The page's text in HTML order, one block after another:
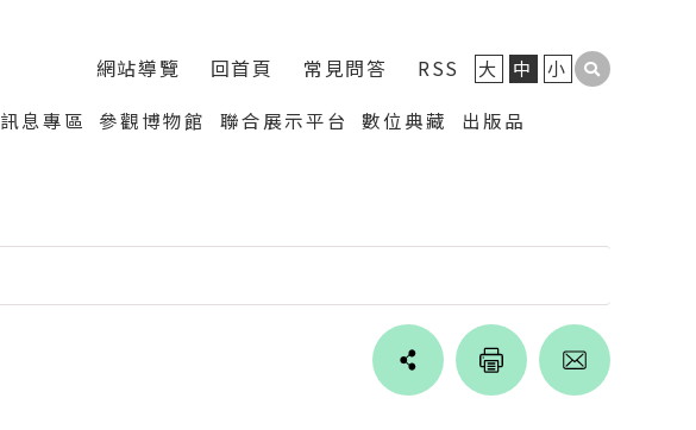
網站導覽 回首頁 常見問答 RSS 大 中 小
訊息專區 參觀博物館 聯合展示平台 數位典藏
出版品
Line